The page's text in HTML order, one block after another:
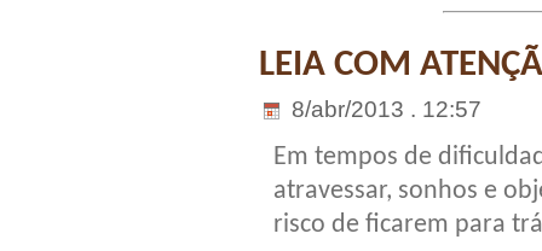
LEIA COM
8/abr/2013 . 12:57
Em tempos de
atravessar, sonhos e
risco de ficarem para